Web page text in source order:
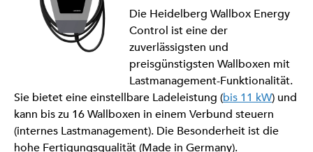
Die Heidelberg Wallbox Energy
Control ist eine der
zuverlässigsten und
preisgünstigsten Wallboxen mit
Lastmanagement-Funktionalität.
Sie bietet eine einstellbare Ladeleistung (bis 11 kW) und
kann bis zu 16 Wallboxen in einem Verbund steuern
(internes Lastmanagement). Die Besonderheit ist die
hohe Fertigungsqualität (Made in Germany).